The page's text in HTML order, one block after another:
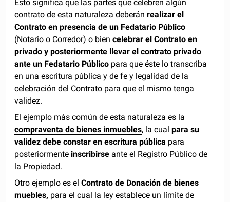
Esto significa que las partes que celebren algún
contrato de esta naturaleza deberánrealizar el
Contrato en presencia de un Fedatario Público
(Notario o Corredor) o biencelebrar el Contrato en
privado y posteriormente llevar el contrato privado
ante un Fedatario Público para que éste lo transcriba
en una escritura pública y de fe y legalidad de la
celebración del Contrato para que el mismo tenga
validez.
El ejemplo más común de esta naturaleza es la
compraventa de bienes inmuebles, la cualpara su
validez debe constar en escritura pública para
posteriormente inscribirse ante el Registro Público de
la Propiedad.
Otro ejemplo es elContrato de Donación de bienes
muebles, para el cual la ley establece un límite de